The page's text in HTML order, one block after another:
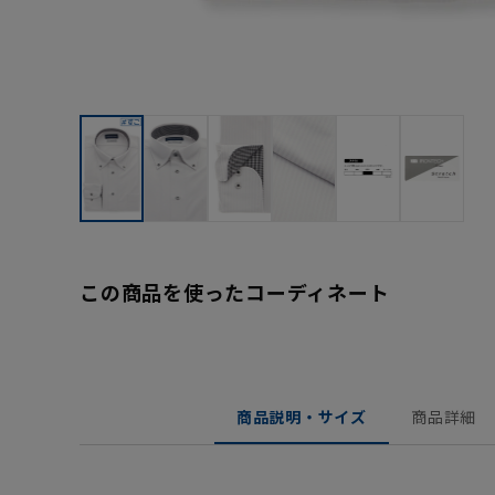
この商品を使ったコーディネート
商品説明・サイズ 商品詳細